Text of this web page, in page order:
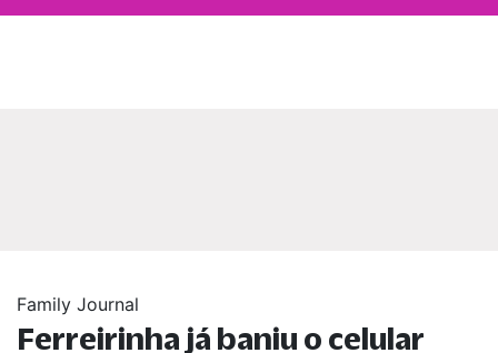
Family Journal
Ferreirinha já baniu o celular